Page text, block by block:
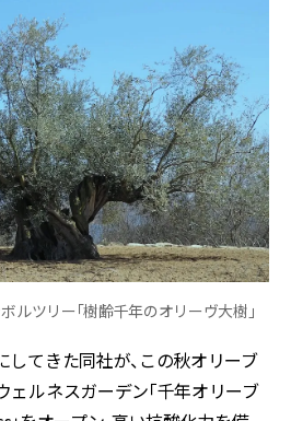
ルツリー「樹齢千年のオリーヴ大樹」
てきた同社が、この秋オリーブ
ルネスガーデン「千年オリーブ